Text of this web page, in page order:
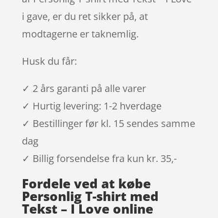
i gave, er du ret sikker på, at
modtagerne er taknemlig.
Husk du får:
✓ 2 års garanti på alle varer
✓ Hurtig levering: 1-2 hverdage
✓ Bestillinger før kl. 15 sendes samme
dag
✓ Billig forsendelse fra kun kr. 35,-
Fordele ved at købe
Personlig T-shirt med
Tekst – I Love online